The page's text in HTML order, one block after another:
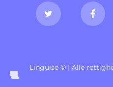
Linguise © | Alle